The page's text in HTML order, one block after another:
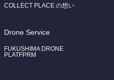
COLLECT PLACE の想い
Drone Service
FUKUSHIMA DRONE
PLATFPRM